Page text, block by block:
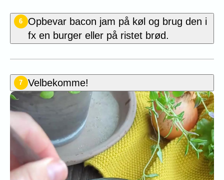
6
Opbevar bacon jam på køl og brug den i
fx en burger eller på ristet brød.
7 Velbekomme!